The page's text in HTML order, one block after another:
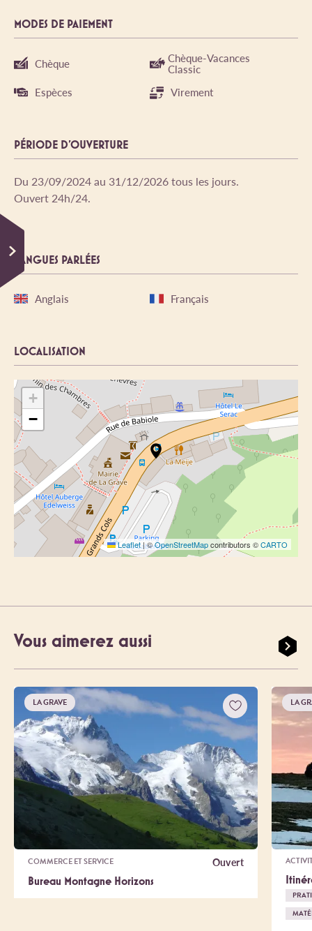
MODES DE PAIEMENT
Chèque Chèque-Vacances
Classic
Espèces
Virement
PÉRIODE D'OUVERTURE
Du 23/09/2024 au 31/12/2026 tous les jours.
Ouvert 24h/24.
LANGUES PARLÉES
Anglais Français
LOCALISATION
+
−
Leaflet|©OpenStreetMapcontributors ©CARTO
Vous aimerez aussi
LA GRAVE
COMMERCE ET SERVICE
Ouvert
Bureau Montagne Horizons
LA